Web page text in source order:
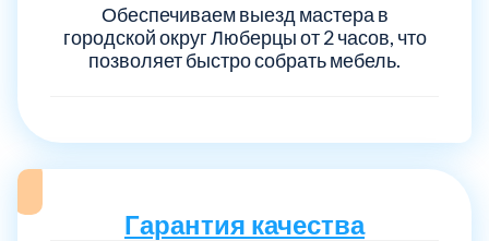
Обеспечиваем выезд мастера в
городской округ Люберцы от 2 часов, что
позволяет быстро собрать мебель.
Гарантия качества